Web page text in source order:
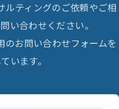
ルティングのご依頼やご相
い合わせください。
のお問い合わせフォームを
います。